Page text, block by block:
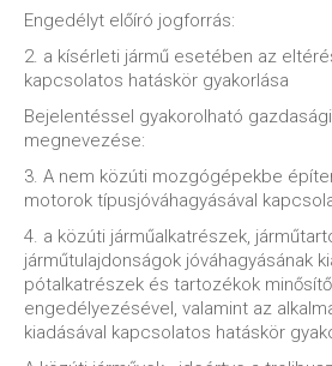
Engedélyt előíró jogforrás:
2. a kísérleti jármű esetében az
kapcsolatos hatáskör gyakorlása
Bejelentéssel gyakorolható
megnevezése:
3. A nem közúti mozgógépekbe
motorok típusjóváhagyásával
4. a közúti járműalkatrészek,
járműtulajdonságok jóváhagyásának
pótalkatrészek és tartozékok
engedélyezésével, valamint az
kiadásával kapcsolatos hatáskör